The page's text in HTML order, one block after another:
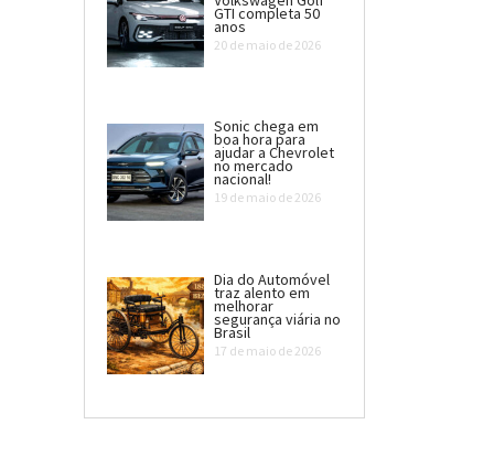
GTI completa 50
anos
20 de maio de 2026
Sonic chega em
boa hora para
ajudar a Chevrolet
no mercado
nacional!
19 de maio de 2026
Dia do Automóvel
traz alento em
melhorar
segurança viária no
Brasil
17 de maio de 2026